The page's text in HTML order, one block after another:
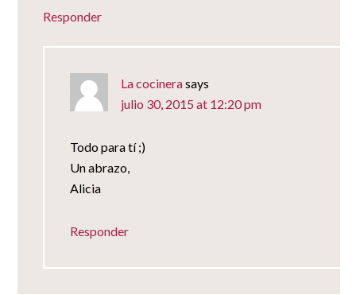
Responder
La cocinerasays
julio 30, 2015 at 12:20 pm
Todo para tí ;)
Un abrazo,
Alicia
Responder